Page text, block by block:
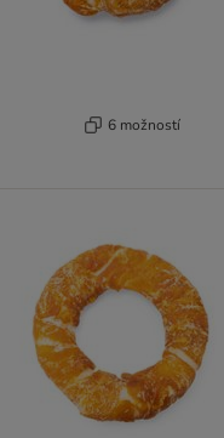
6 možností